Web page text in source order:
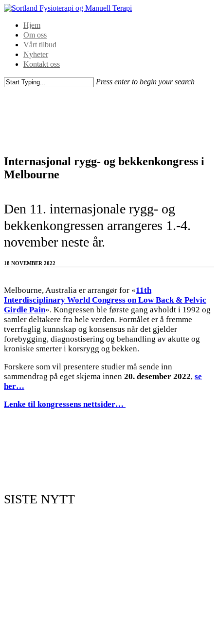
Hjem
Om oss
Vårt tilbud
Nyheter
Kontakt oss
Press enter to begin your search
Internasjonal rygg- og bekkenkongress i
Melbourne
Den 11. internasjonale rygg- og
bekkenkongressen arrangeres 1.-4.
november neste år.
18 NOVEMBER 2022
Melbourne, Australia er arrangør for «11th
Interdisciplinary World Congress on Low Back & Pelvic
Girdle Pain». Kongressen ble første gang avholdt i 1992 og
samler deltakere fra hele verden. Formålet er å fremme
tverrfaglig kunnskap og konsensus når det gjelder
forebygging, diagnostisering og behandling av akutte og
kroniske smerter i korsrygg og bekken.
Forskere som vil presentere studier må sende inn
sammendrag på eget skjema innen 20. desember 2022, se
her…
Lenke til kongressens nettsider…
SISTE NYTT